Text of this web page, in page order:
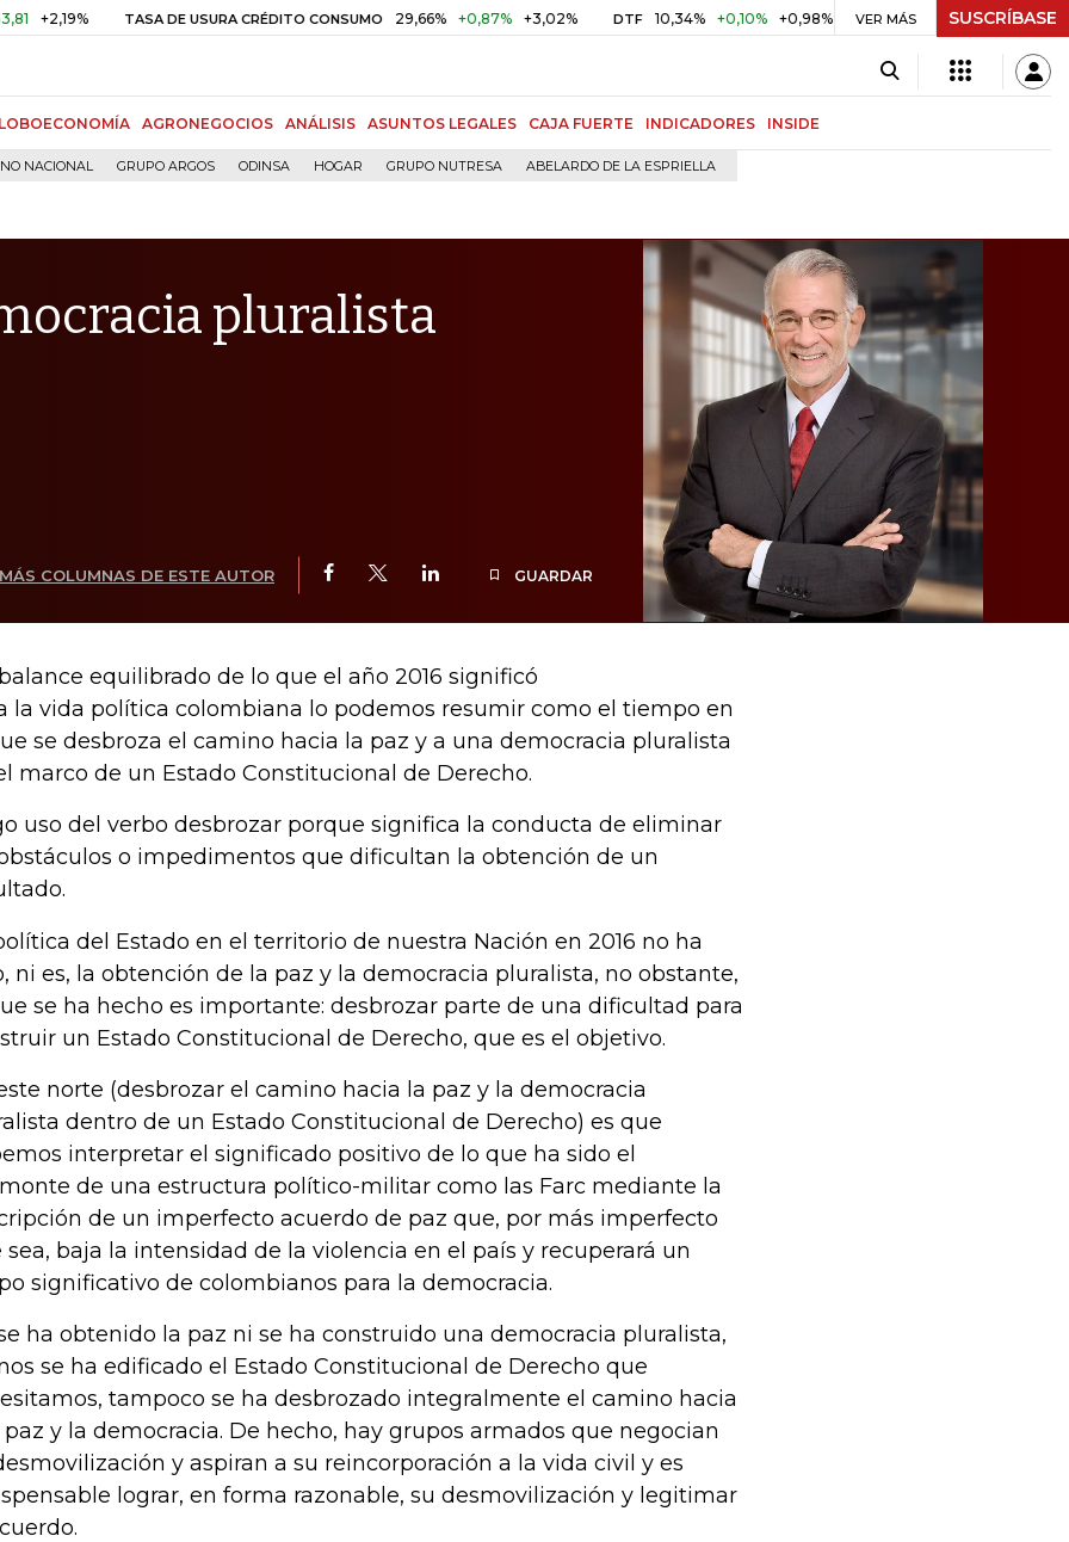
TASA DE USURA CRÉDITO CONSUMO 29,66% +0,87% +3,02% DTF 10,34% +0,10% +0,98% UVR $ 416,96 +$ 0,05 +0,01%
VER MÁS SUSCRÍBASE
AGRONEGOCIOS ANÁLISIS ASUNTOS LEGALES CAJA FUERTE INDICADORES INSIDE
NACIONAL GRUPO ARGOS ODINSA HOGAR GRUPO NUTRESA ABELARDO DE LA ESPRIELLA
pluralista
MÁS COLUMNAS DE ESTE AUTOR GUARDAR
equilibrado de lo que el año 2016 significó
la vida política colombiana lo podemos resumir como el tiempo en
se desbroza el camino hacia la paz y a una democracia pluralista
marco de un Estado Constitucional de Derecho.
uso del verbo desbrozar porque significa la conducta de eliminar
o impedimentos que dificultan la obtención de un
del Estado en el territorio de nuestra Nación en 2016 no ha
ni es, la obtención de la paz y la democracia pluralista, no obstante,
se ha hecho es importante: desbrozar parte de una dificultad para
un Estado Constitucional de Derecho, que es el objetivo.
norte (desbrozar el camino hacia la paz y la democracia
dentro de un Estado Constitucional de Derecho) es que
interpretar el significado positivo de lo que ha sido el
de una estructura político-militar como las Farc mediante la
de un imperfecto acuerdo de paz que, por más imperfecto
sea, baja la intensidad de la violencia en el país y recuperará un
significativo de colombianos para la democracia.
ha obtenido la paz ni se ha construido una democracia pluralista,
se ha edificado el Estado Constitucional de Derecho que
tampoco se ha desbrozado integralmente el camino hacia
paz y la democracia. De hecho, hay grupos armados que negocian
y aspiran a su reincorporación a la vida civil y es
lograr, en forma razonable, su desmovilización y legitimar